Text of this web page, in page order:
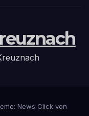
News Click von